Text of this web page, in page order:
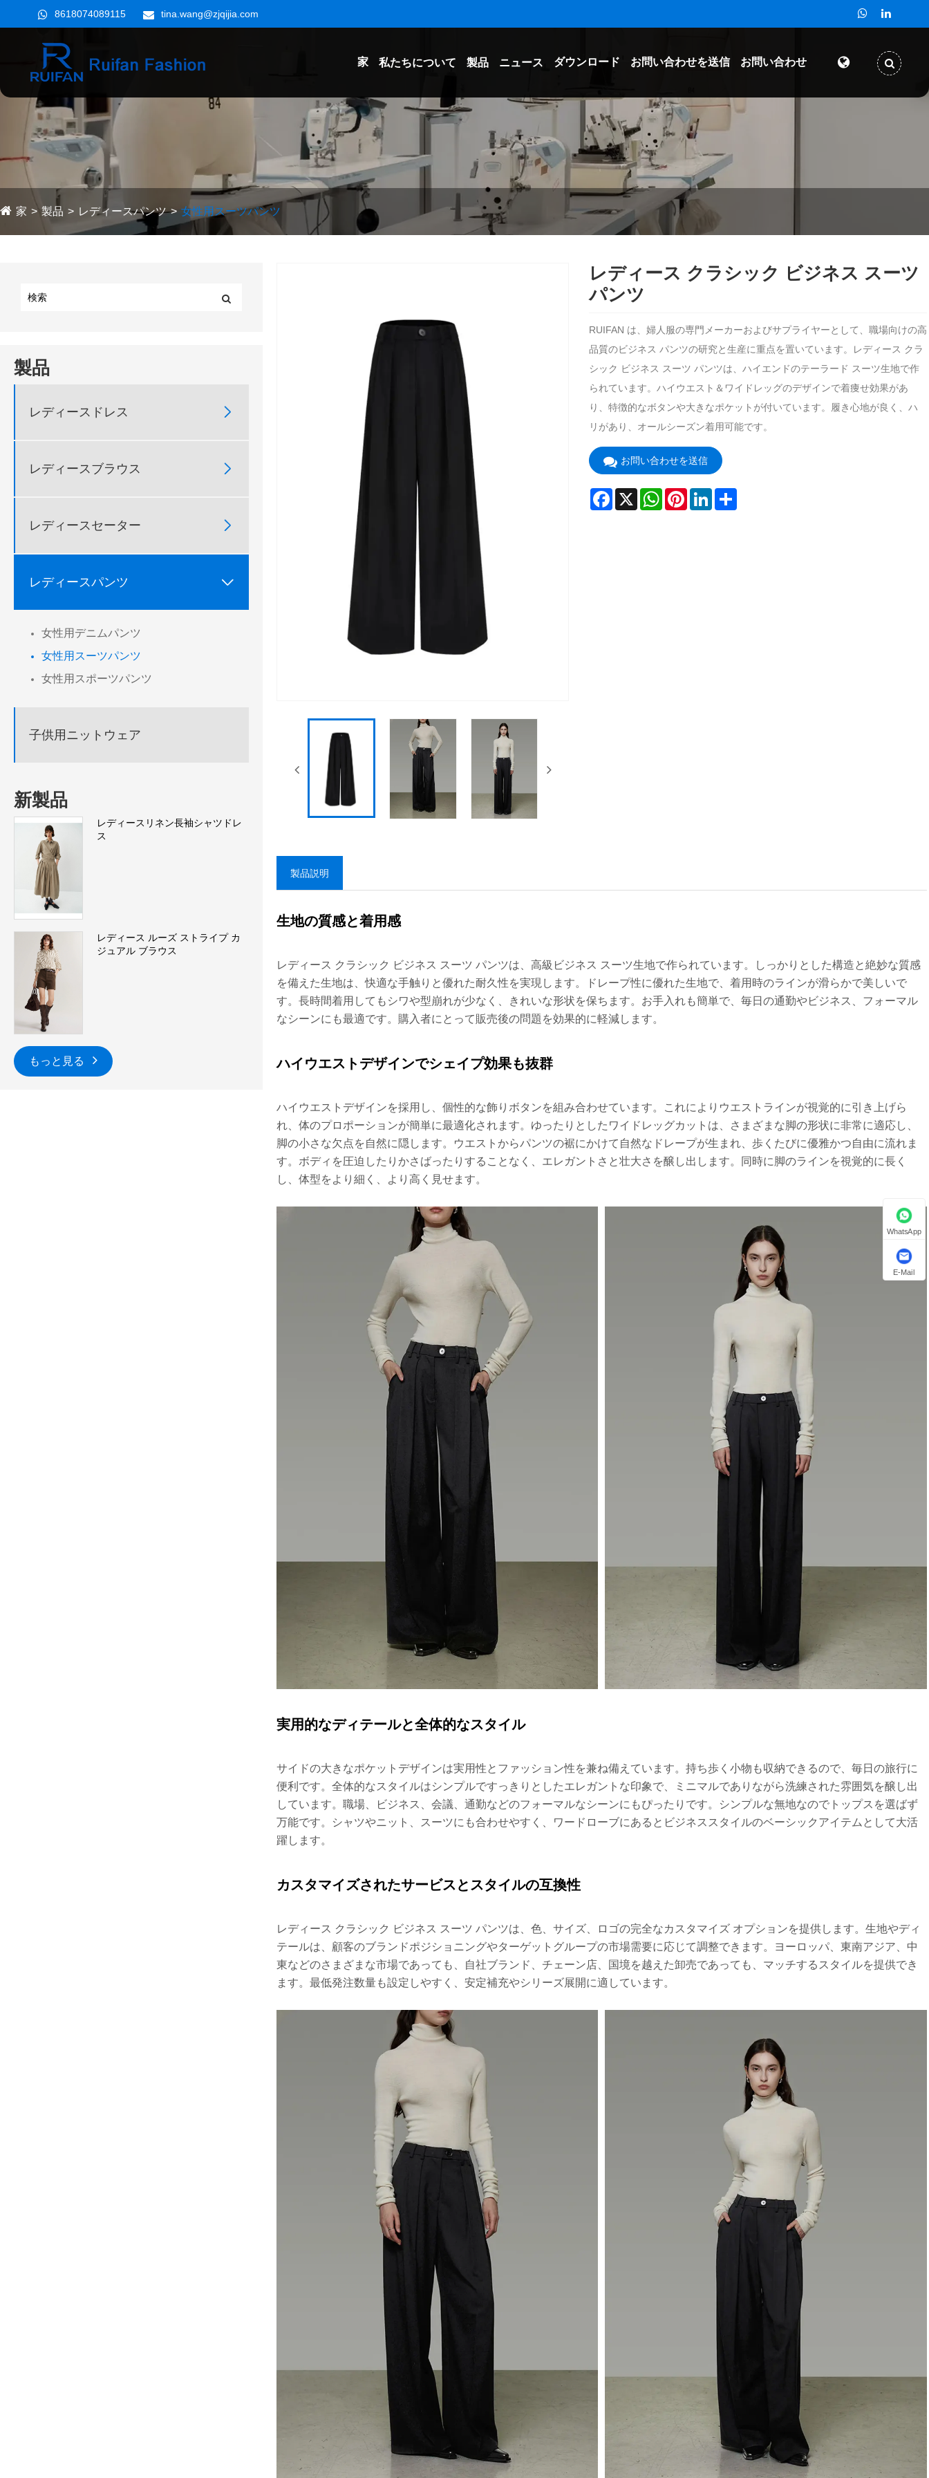
8618074089115 tina.wang@zjqijia.com
家 私たちについて 製品 ニュース ダウンロード お問い合わせを送信 お問い合わせ
家 製品 レディースパンツ 女性用スーツパンツ
製品
レディースドレス 
レディースブラウス 
レディースセーター 
レディースパンツ 
女性用デニムパンツ
女性用スーツパンツ
女性用スポーツパンツ
子供用ニットウェア
新製品
レディースリネン長袖シャツドレ
ス
レディース ルーズ ストライプ カ
ジュアル ブラウス
もっと見る
レディース クラシック ビジネス スーツ
パンツ
RUIFAN は、婦人服の専門メーカーおよびサプライヤーとして、職場向けの高
品質のビジネス パンツの研究と生産に重点を置いています。レディース クラ
シック ビジネス スーツ パンツは、ハイエンドのテーラード スーツ生地で作
られています。ハイウエスト＆ワイドレッグのデザインで着痩せ効果があ
り、特徴的なボタンや大きなポケットが付いています。履き心地が良く、ハ
リがあり、オールシーズン着用可能です。
お問い合わせを送信
Facebook
X WhatsAppPinterestLinkedInShare
製品説明
生地の質感と着用感
レディース クラシック ビジネス スーツ パンツは、高級ビジネス スーツ生地で作られています。しっかりとした構造と絶妙な質感
を備えた生地は、快適な手触りと優れた耐久性を実現します。ドレープ性に優れた生地で、着用時のラインが滑らかで美しいで
す。長時間着用してもシワや型崩れが少なく、きれいな形状を保ちます。お手入れも簡単で、毎日の通勤やビジネス、フォーマル
なシーンにも最適です。購入者にとって販売後の問題を効果的に軽減します。
ハイウエストデザインでシェイプ効果も抜群
ハイウエストデザインを採用し、個性的な飾りボタンを組み合わせています。これによりウエストラインが視覚的に引き上げら
れ、体のプロポーションが簡単に最適化されます。ゆったりとしたワイドレッグカットは、さまざまな脚の形状に非常に適応し、
脚の小さな欠点を自然に隠します。ウエストからパンツの裾にかけて自然なドレープが生まれ、歩くたびに優雅かつ自由に流れま
す。ボディを圧迫したりかさばったりすることなく、エレガントさと壮大さを醸し出します。同時に脚のラインを視覚的に長く
し、体型をより細く、より高く見せます。
実用的なディテールと全体的なスタイル
サイドの大きなポケットデザインは実用性とファッション性を兼ね備えています。持ち歩く小物も収納できるので、毎日の旅行に
便利です。全体的なスタイルはシンプルですっきりとしたエレガントな印象で、ミニマルでありながら洗練された雰囲気を醸し出
しています。職場、ビジネス、会議、通勤などのフォーマルなシーンにもぴったりです。シンプルな無地なのでトップスを選ばず
万能です。シャツやニット、スーツにも合わせやすく、ワードローブにあるとビジネススタイルのベーシックアイテムとして大活
躍します。
カスタマイズされたサービスとスタイルの互換性
レディース クラシック ビジネス スーツ パンツは、色、サイズ、ロゴの完全なカスタマイズ オプションを提供します。生地やディ
テールは、顧客のブランドポジショニングやターゲットグループの市場需要に応じて調整できます。ヨーロッパ、東南アジア、中
東などのさまざまな市場であっても、自社ブランド、チェーン店、国境を越えた卸売であっても、マッチするスタイルを提供でき
ます。最低発注数量も設定しやすく、安定補充やシリーズ展開に適しています。
WhatsApp
E-Mail